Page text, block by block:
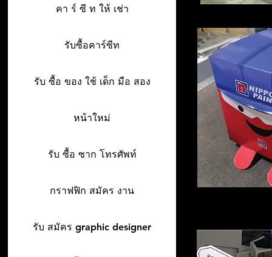
คา ร์ ซี ท ให้ เช่า
รับซื้อคาร์ซีท
รับ ซื้อ ของ ใช้ เด็ก มือ สอง
หน้าใหม่
รับ ซื้อ ซาก โทรศัพท์
กราฟฟิก สมัคร งาน
รับ สมัคร graphic designer